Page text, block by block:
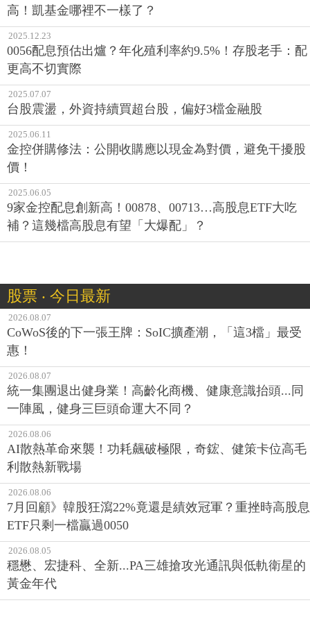
高！凱基金哪裡不一樣了？
2025.12.23
0056配息預估出爐？年化殖利率約9.5%！存股老手：配
更高不切實際
2025.07.07
台股震盪，外資持續買超台股，偏好3檔金融股
2025.06.11
金控併購修法：公開收購應以現金為對價，避免干擾股
價！
2025.06.05
9家金控配息創新高！00878、00713…高股息ETF大吃
補？這幾檔高股息有望「大爆配」？
股票 ‧ 今日最新
2026.08.07
CoWoS後的下一張王牌：SoIC擴產潮，「這3檔」最受
惠！
2026.08.07
統一集團退出健身業！高齡化商機、健康意識抬頭...同
一陣風，健身三巨頭命運大不同？
2026.08.06
AI散熱革命來襲！功耗飆破極限，奇鋐、健策卡位高毛
利散熱新戰場
2026.08.06
7月回顧》韓股狂瀉22%竟還是績效冠軍？重挫時高股息
ETF只剩一檔贏過0050
2026.08.05
穩懋、宏捷科、全新...PA三雄搶攻光通訊與低軌衛星的
黃金年代